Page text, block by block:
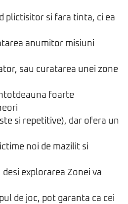
plictisitor si fara tinta, ci ea
anumitor misiuni
sau curatarea unei zone
foarte
si repetitive), dar ofera un
noi de mazilit si
desi explorarea Zonei va
de joc, pot garanta ca cei